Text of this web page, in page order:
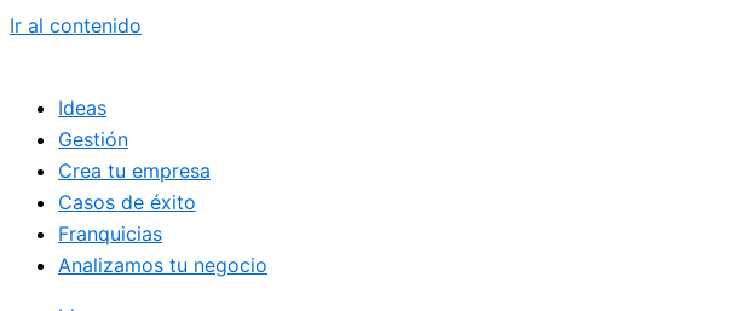
Ir al contenido
Ideas
Gestión
Crea tu empresa
Casos de éxito
Franquicias
Analizamos tu negocio